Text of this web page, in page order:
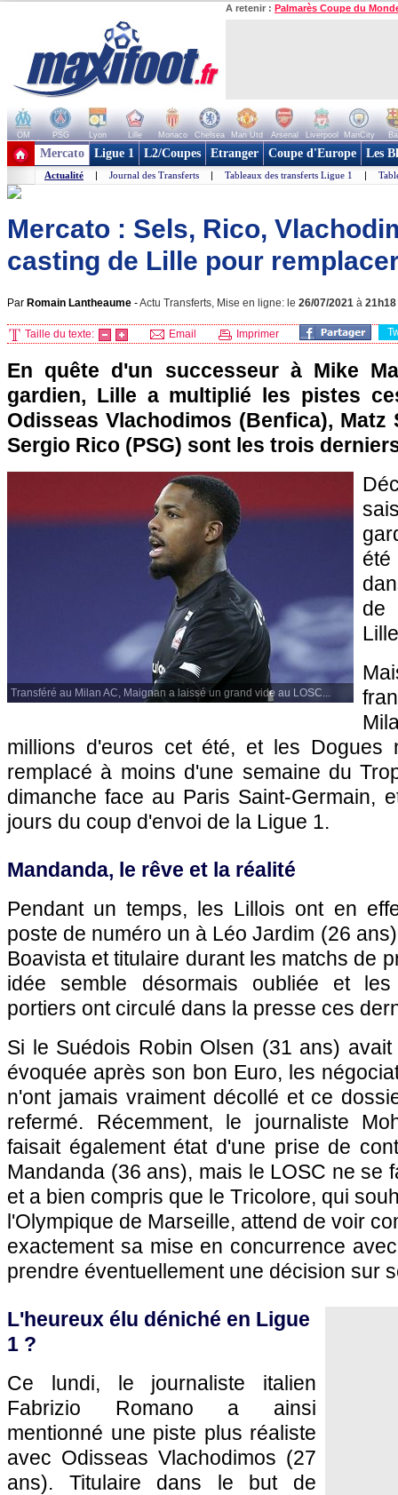
A retenir : Palmarès Coupe du
OM PSG Lyon Lille Monaco Chelsea Man Utd Arsenal Liverpool ManCity
+ de clubs
Mercato Ligue 1 L2/Coupes Etranger Coupe d'Europe Les
Actualité | Journal des Transferts | Tableaux des transferts Ligue 1 |
Mercato : Sels, Rico,
casting de Lille pour
Par Romain Lantheaume -Actu Transferts, Mise en ligne: le 26/07/2021 à 21h18
Taille du texte: Email Imprimer
En quête d'un successeur à Mike
gardien, Lille a multiplié les pistes
Odisseas Vlachodimos (Benfica), Matz
Sergio Rico (PSG) sont les trois
Transféré au Milan AC, Maignan a laissé un grand vide au LOSC...
été
de
millions d'euros cet été, et les Dogues
remplacé à moins d'une semaine du
dimanche face au Paris Saint-Germain,
jours du coup d'envoi de la Ligue 1.
Mandanda, le rêve et la réalité
Pendant un temps, les Lillois ont en
poste de numéro un à Léo Jardim (26
Boavista et titulaire durant les matchs de
idée semble désormais oubliée et
portiers ont circulé dans la presse ces
Si le Suédois Robin Olsen (31 ans)
évoquée après son bon Euro, les
n'ont jamais vraiment décollé et ce
refermé. Récemment, le journaliste
faisait également état d'une prise de
Mandanda (36 ans), mais le LOSC ne se
et a bien compris que le Tricolore, qui
l'Olympique de Marseille, attend de voir
exactement sa mise en concurrence
prendre éventuellement une décision sur
L'heureux élu déniché en Ligue
1 ?
Ce lundi, le journaliste italien
Fabrizio Romano a ainsi
mentionné une piste plus réaliste
avec Odisseas Vlachodimos (27
ans). Titulaire dans le but de